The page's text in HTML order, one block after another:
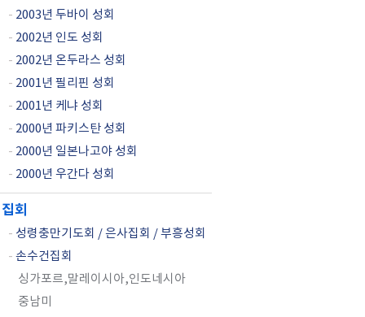
- 2003년 두바이 성회
- 2002년 인도 성회
- 2002년 온두라스 성회
- 2001년 필리핀 성회
- 2001년 케냐 성회
- 2000년 파키스탄 성회
- 2000년 일본나고야 성회
- 2000년 우간다 성회
집회
- 성령충만기도회 / 은사집회 / 부흥성회
- 손수건집회
싱가포르,말레이시아,인도네시아
중남미